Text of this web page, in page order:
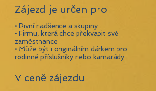
Zájezd je určen pro
• Pivní nadšence a skupiny​
• Firmu, která chce překvapit své
zaměstnance​
• Může být i originálním dárkem pro
rodinné příslušníky nebo kamarády
V ceně zájezdu